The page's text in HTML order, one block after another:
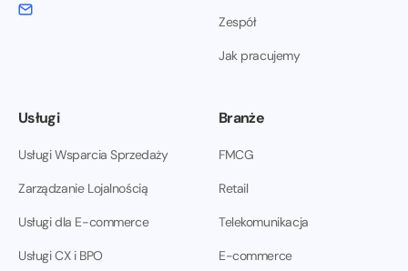
Zespół
Jak pracujemy
Usługi
Usługi Wsparcia Sprzedaży
Zarządzanie Lojalnością
Usługi dla E-commerce
Usługi CX i BPO
Branże
FMCG
Retail
Telekomunikacja
E-commerce